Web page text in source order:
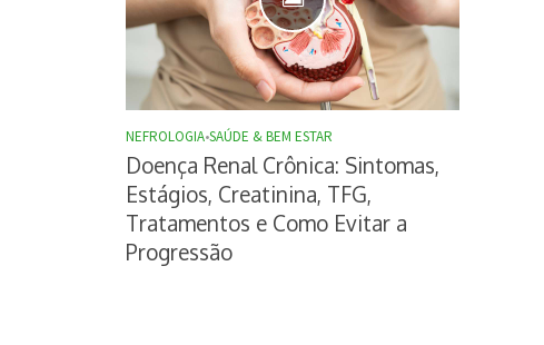
NEFROLOGIA•SAÚDE & BEM ESTAR
Doença Renal Crônica: Sintomas,
Estágios, Creatinina, TFG,
Tratamentos e Como Evitar a
Progressão